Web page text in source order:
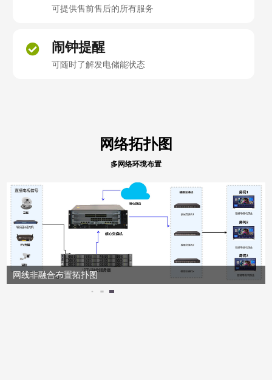
可提供售前售后的所有服务
闹钟提醒
可随时了解发电储能状态
网络拓扑图
多网络环境布置
纯网线三网融合与直连拓扑